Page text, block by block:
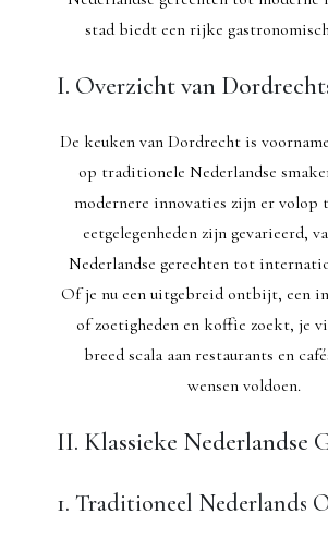
stad biedt een rijke
I. Overzicht van
De keuken van Dordrecht is
op traditionele Nederlandse
modernere innovaties zijn er volop
eetgelegenheden zijn gevarieerd,
Nederlandse gerechten tot
Of je nu een uitgebreid ontbijt, een
of zoetigheden en koffie zoekt, je
breed scala aan restaurants en
wensen voldoen.
II. Klassieke Nederlandse
1. Traditioneel Nederlands